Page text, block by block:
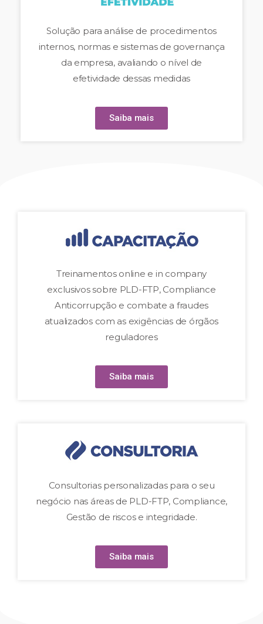
Solução para análise de procedimentos
internos, normas e sistemas de governança
da empresa, avaliando o nível de
efetividade dessas medidas
Saiba mais
Treinamentos online e in company
exclusivos sobre PLD-FTP, Compliance
Anticorrupção e combate a fraudes
atualizados com as exigências de órgãos
reguladores
Saiba mais
Consultorias personalizadas para o seu
negócio nas áreas de PLD-FTP, Compliance,
Gestão de riscos e integridade.
Saiba mais